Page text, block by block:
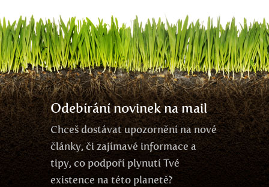
Odebírání novinek na mail
Chceš dostávat upozornění na nové
články, či zajímavé informace a
tipy, co podpoří plynutí Tvé
existence na této planetě?